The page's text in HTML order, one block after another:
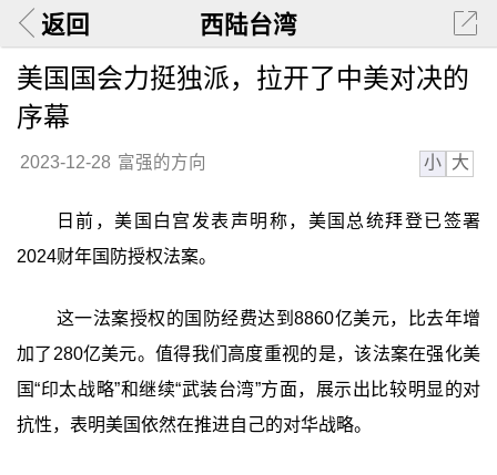
返回 西陆台湾
美国国会力挺独派，拉开了中美对决的
序幕
2023-12-28 富强的方向 小 大
日前，美国白宫发表声明称，美国总统拜登已签署
2024财年国防授权法案。
这一法案授权的国防经费达到8860亿美元，比去年增
加了280亿美元。值得我们高度重视的是，该法案在强化美
国“印太战略”和继续“武装台湾”方面，展示出比较明显的对
抗性，表明美国依然在推进自己的对华战略。